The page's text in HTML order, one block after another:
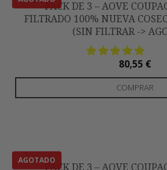
PACK DE 3 – AOVE
FILTRADO 100% NUEVA
(SIN FILTRAR ->
80,55 €
COMPRAR
PACK DE 3 – AOVE